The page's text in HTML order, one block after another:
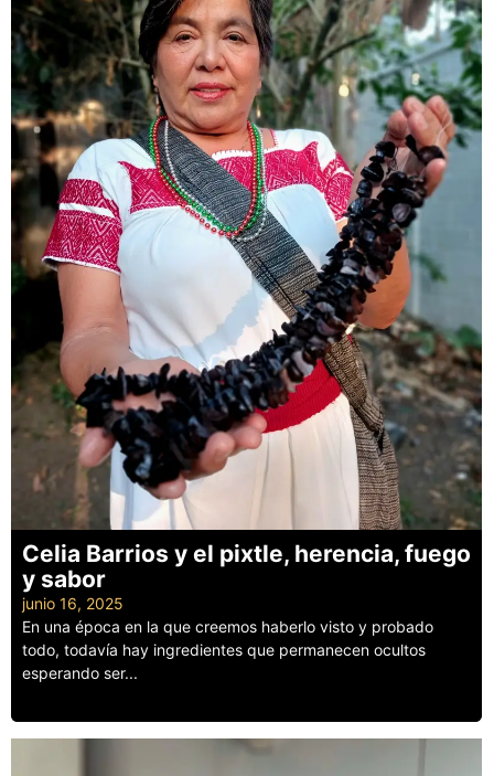
Celia Barrios y el pixtle, herencia, fuego
y sabor
junio 16, 2025
En una época en la que creemos haberlo visto y probado
todo, todavía hay ingredientes que permanecen ocultos
esperando ser...